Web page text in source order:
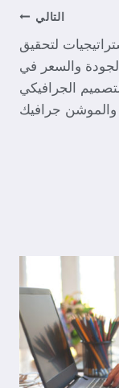
التالي
لتحقيق
والسعر في
الجرافيكي
والموشن جرافيك